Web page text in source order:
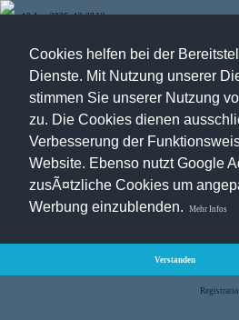
Cookies helfen bei der
Dienste. Mit Nutzung unserer
stimmen Sie unserer Nutzung
zu. Die Cookies dienen
Verbesserung der
Website. Ebenso nutzt Google
zusÃ¤tzliche Cookies um
Werbung einzublenden.
Mehr Infos
Verstanden
10.Aug.2026 , 12:33 Uhr